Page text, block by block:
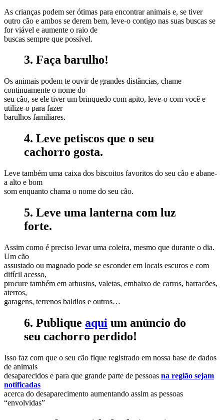
As crianças podem ser ótimas para encontrar animais e, se tiver
outro cão e ambos se derem bem, leve-o contigo nas suas buscas se
for viável e aumente o raio de
buscas sempre que possível.
3. Faça barulho!
Os animais podem te ouvir de grandes distâncias, chame
continuamente o nome do
seu cão, se ele tiver um brinquedo com apito, leve-o com você e
utilize-o para fazer
barulhos familiares.
4. Leve petiscos que o seu
cachorro gosta.
Leve também uma caixa dos biscoitos favoritos do seu cão e abane-
a alto e bom
som enquanto chama o nome do seu cão.
5. Leve uma lanterna com luz
forte.
Assim como é preciso levar uma coleira, mesmo que durante o dia.
Um cão
assustado ou magoado pode se esconder em locais escuros e com
difícil acesso,
procure também em arbustos, valetas, embaixo de carros, barracões,
aterros,
garagens, terrenos baldios e outros…
6. Publique aqui um anúncio do
seu cachorro perdido!
Isso faz com que o seu cão fique registrado em nossa base de dados
de animais
desaparecidos e para que grande parte de pessoas na região sejam
notificadas
acerca do desaparecimento aumentando assim as pessoas
“envolvidas”